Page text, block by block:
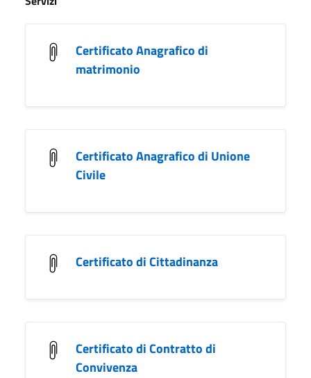
Certificato Anagrafico di
matrimonio
Certificato Anagrafico di Unione
Civile
Certificato di Cittadinanza
Certificato di Contratto di
Convivenza